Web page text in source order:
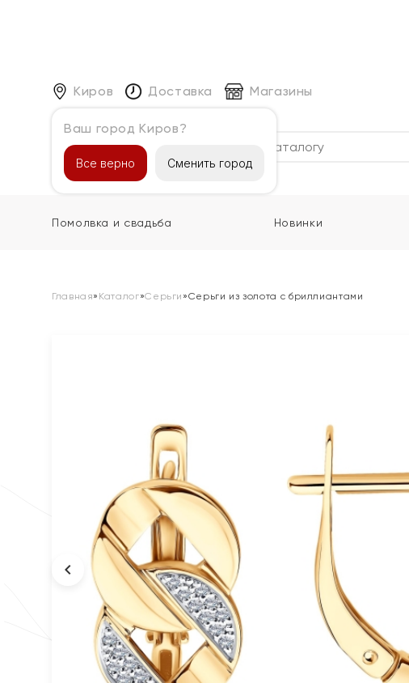
Киров
Ваш город Киров?
Все верно Сменить город
Доставка Магазины
Каталог
Помолвка и свадьба Новинки
Главная» Каталог»Серьги »Серьги из золота с бриллиантами